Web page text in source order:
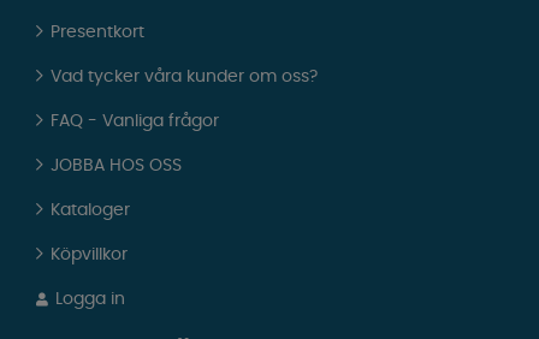
Presentkort
Vad tycker våra kunder om oss?
FAQ - Vanliga frågor
JOBBA HOS OSS
Kataloger
Köpvillkor
Logga in